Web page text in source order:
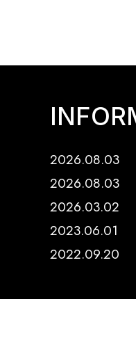
2026.08.03
2026.08.03
2026.03.02
2023.06.01
2022.09.20